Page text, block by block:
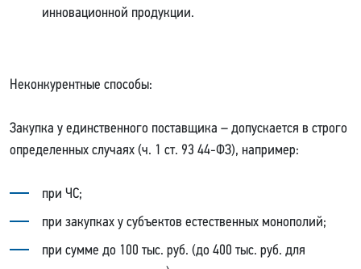
инновационной продукции.
Неконкурентные способы:
Закупка у единственного поставщика – допускается в строго
определенных случаях (ч. 1 ст. 93 44-ФЗ), например:
при ЧС;
при закупках у субъектов естественных монополий;
при сумме до 100 тыс. руб. (до 400 тыс. руб. для